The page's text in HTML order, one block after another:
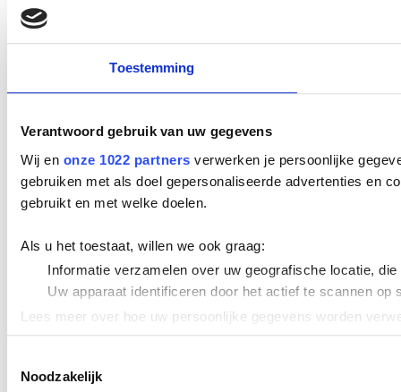
Toestemming
Verantwoord gebruik van uw gegevens
Wij en onze 1022 partners verwerken je persoonlijke
gebruiken met als doel gepersonaliseerde advertenties en
gebruikt en met welke doelen.
Als u het toestaat, willen we ook graag:
Informatie verzamelen over uw geografische locatie,
Uw apparaat identificeren door het actief te scannen op
Lees meer over hoe uw persoonlijke gegevens worden
We gebruiken cookies om content en advertenties te
Noodzakelijk